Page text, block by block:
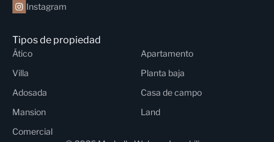
Instagram
Tipos de propiedad
Ático
Apartamento
Villa
Planta baja
Adosada
Casa de campo
Mansion
Land
Comercial